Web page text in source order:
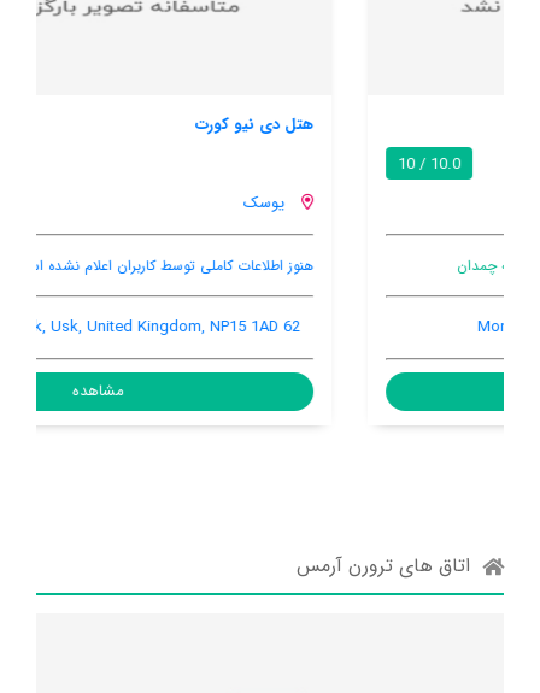
هنوز اطلاعات کاملی توسط کاربران اعلام نشده است
اتاق های ترورن آرمس